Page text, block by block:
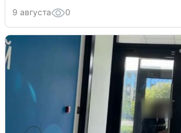
9 августа 0